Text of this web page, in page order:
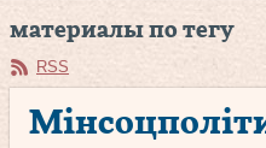
материалы по тегу
RSS